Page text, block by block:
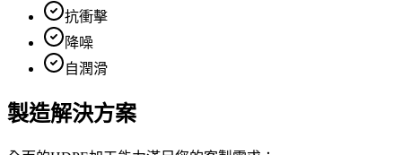
抗衝擊
降噪
自潤滑
製造解決方案